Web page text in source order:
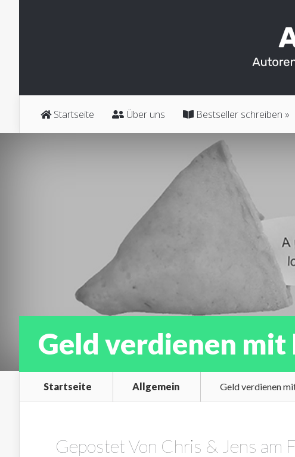
Startseite Über uns Bestseller schreiben
Geld verdienen mit
Startseite Allgemein Geld verdienen
Gepostet Von Chris & Jens am